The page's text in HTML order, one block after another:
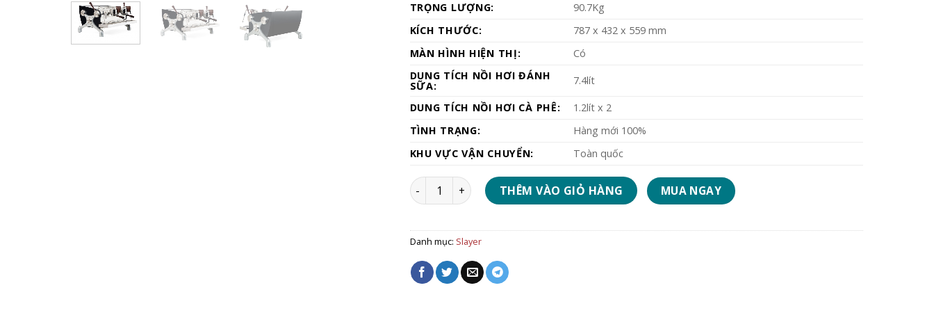
TRỌNG LƯỢNG:
90.7Kg
KÍCH THƯỚC:
787 x 432 x 559 mm
MÀN HÌNH HIỆN THỊ:
Có
DUNG TÍCH NỒI HƠI ĐÁNH
SỮA: 7.4lít
DUNG TÍCH NỒI HƠI CÀ PHÊ:
1.2lít x 2
TÌNH TRẠNG:
Hàng mới 100%
KHU VỰC VẬN CHUYỂN:
Toàn quốc
Máy pha cà phê Slayer Espresso V3 2 Group số lượng
THÊM VÀO GIỎ HÀNG MUA NGAY
Danh mục: Slayer